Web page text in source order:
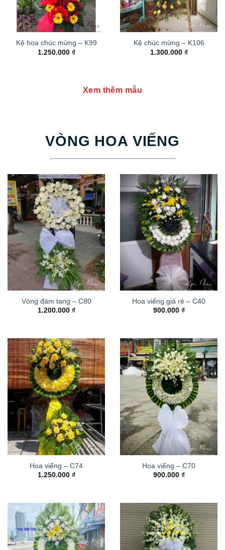
Kệ hoa chúc mừng – K99
1.250.000 ₫
Kệ chúc mừng – K106
1.300.000 ₫
Xem thêm mẫu
VÒNG HOA VIẾNG
Vòng đám tang – C80
1.200.000 ₫
Hoa viếng giá rẻ – C40
900.000 ₫
Hoa viếng – C74
1.250.000 ₫
Hoa viếng – C70
900.000 ₫